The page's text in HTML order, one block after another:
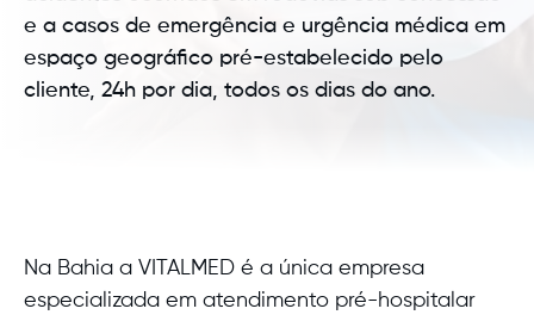
e a casos de emergência e urgência médica em
espaço geográfico pré-estabelecido pelo
cliente, 24h por dia, todos os dias do ano.
Na Bahia a VITALMED é a única empresa
especializada em atendimento pré-hospitalar